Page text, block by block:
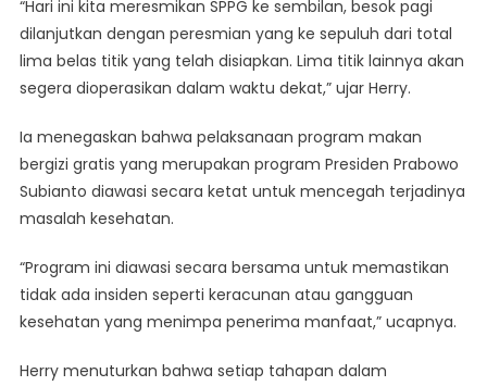
“Hari ini kita meresmikan SPPG ke sembilan, besok pagi
dilanjutkan dengan peresmian yang ke sepuluh dari total
lima belas titik yang telah disiapkan. Lima titik lainnya akan
segera dioperasikan dalam waktu dekat,” ujar Herry.
Ia menegaskan bahwa pelaksanaan program makan
bergizi gratis yang merupakan program Presiden Prabowo
Subianto diawasi secara ketat untuk mencegah terjadinya
masalah kesehatan.
“Program ini diawasi secara bersama untuk memastikan
tidak ada insiden seperti keracunan atau gangguan
kesehatan yang menimpa penerima manfaat,” ucapnya.
Herry menuturkan bahwa setiap tahapan dalam